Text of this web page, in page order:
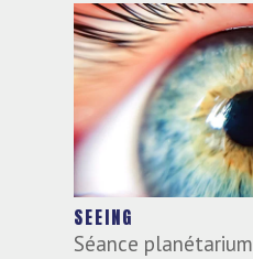
SEEING
Séance planétarium